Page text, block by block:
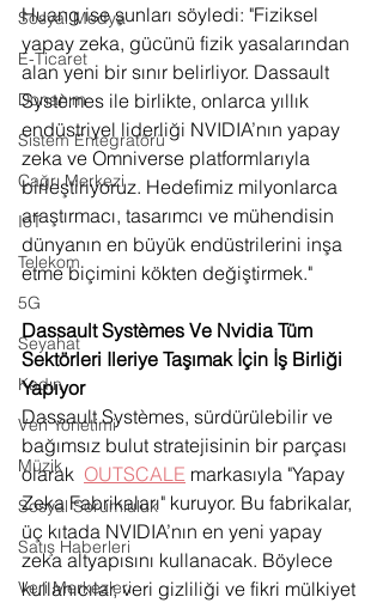
Sosyal Medya
E-Ticaret
Donanım
Sistem Entegratörü
Çağrı Merkezi
IoT
Telekom
5G
Seyahat
Kadın
Veri Yönetimi
Müzik
Sosyal Sorumluluk
Satış Haberleri
Veri Merkezleri
Huang ise şunları söyledi: "Fiziksel
yapay zeka, gücünü fizik yasalarından
alan yeni bir sınır belirliyor. Dassault
Systèmes ile birlikte, onlarca yıllık
endüstriyel liderliği NVIDIA’nın yapay
zeka ve Omniverse platformlarıyla
birleştiriyoruz. Hedefimiz milyonlarca
araştırmacı, tasarımcı ve mühendisin
dünyanın en büyük endüstrilerini inşa
etme biçimini kökten değiştirmek."
Dassault Systèmes Ve Nvidia Tüm
Sektörleri Ileriye Taşımak İçin İş Birliği
Yapıyor
Dassault Systèmes, sürdürülebilir ve
bağımsız bulut stratejisinin bir parçası
olarak OUTSCALE markasıyla "Yapay
Zeka Fabrikaları" kuruyor. Bu fabrikalar,
üç kıtada NVIDIA’nın en yeni yapay
zeka altyapısını kullanacak. Böylece
kullanıcılar, veri gizliliği ve fikri mülkiyet